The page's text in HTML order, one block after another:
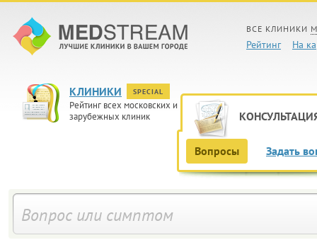
ВСЕ КЛИНИКИ
Рейтинг На
КЛИНИКИ SPECIAL
Рейтинг всех московских и
зарубежных клиник
Вопросы Задать